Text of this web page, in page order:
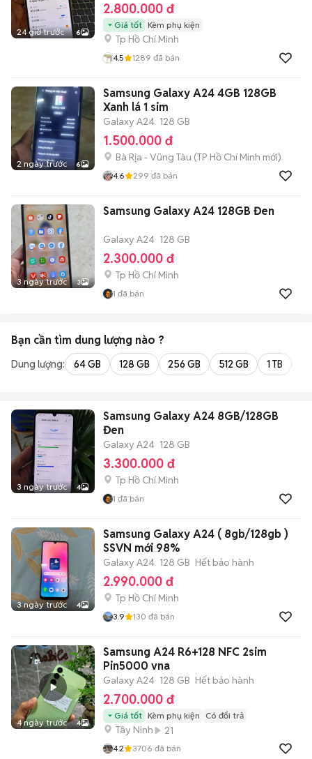
24 giờ trước 6
2.800.000 đ
Giá tốt Kèm phụ kiện
Tp Hồ Chí Minh
4.5 1289 đã bán
2 ngày trước 6
Samsung Galaxy A24 4GB 128GB
Xanh lá 1 sim
Galaxy A24 128 GB
1.500.000 đ
Bà Rịa - Vũng Tàu (TP Hồ Chí Minh mới)
4.6 299 đã bán
3 ngày trước 3
Samsung Galaxy A24 128GB Đen
Galaxy A24 128 GB
2.300.000 đ
Tp Hồ Chí Minh
1 đã bán
Bạn cần tìm dung lượng nào ?
Dung lượng: 64 GB 128 GB 256 GB 512 GB 1 TB
3 ngày trước 4
Samsung Galaxy A24 8GB/128GB
Đen
Galaxy A24 128 GB
3.300.000 đ
Tp Hồ Chí Minh
1 đã bán
3 ngày trước 4
Samsung Galaxy A24 ( 8gb/128gb )
SSVN mới 98%
Galaxy A24 128 GB Hết bảo hành
2.990.000 đ
Tp Hồ Chí Minh
3.9 130 đã bán
4 ngày trước 4
Samsung A24 R6+128 NFC 2sim
Pin5000 vna
Galaxy A24 128 GB Hết bảo hành
2.700.000 đ
Giá tốt Kèm phụ kiện Có đổi trả
Tây Ninh 21
4.2 3706 đã bán